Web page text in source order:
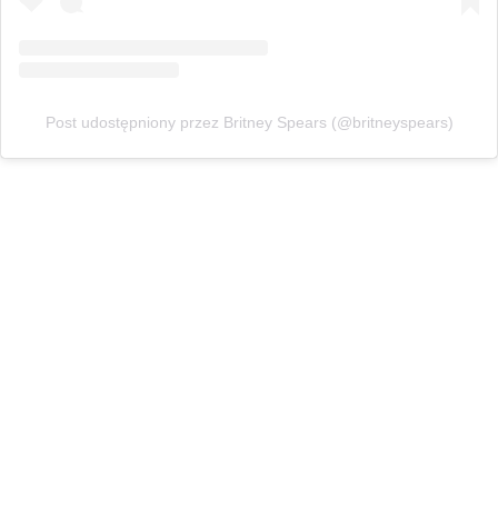
Post udostępniony przez Britney Spears (@britneyspears)